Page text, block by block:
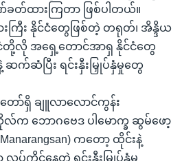
ခတ်ထားကြတာ ဖြစ်ပါတယ်။
ကြီး နိုင်ငံတွေဖြစ်တဲ့ တရုတ်၊ အိန္ဒိယ
ငံတို့လို အရှေ့တောင်အာရှ နိုင်ငံတွေ
ဆက်ဆံပြီး ရင်းနှီးမြှုပ်နှံမှုတွေ
ော်ရှိ ချူလာလောင်ကွန်း
လ်က ဘောဂဗေဒ ပါမောက္ခ ဆွမ်ဖော့
ကတော့ ထိုင်းနဲ့
ပ်ကိုင်နေတဲ့ ရင်းနှီးမြှုပ်နှံမှု